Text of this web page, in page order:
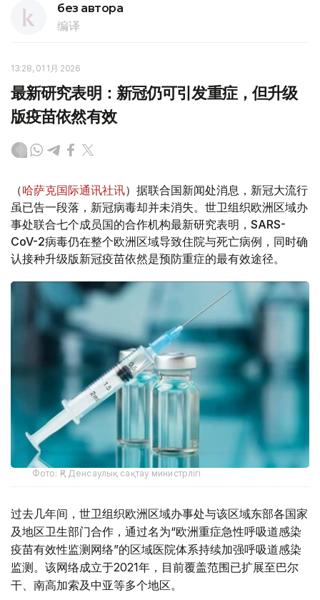
без автора
编译
13:28, 01 1月 2026
最新研究表明：新冠仍可引发重症，但升级
版疫苗依然有效
（哈萨克国际通讯社讯）据联合国新闻处消息，新冠大流行
虽已告一段落，新冠病毒却并未消失。世卫组织欧洲区域办
事处联合七个成员国的合作机构最新研究表明，SARS-
CoV-2病毒仍在整个欧洲区域导致住院与死亡病例，同时确
认接种升级版新冠疫苗依然是预防重症的最有效途径。
Фото: ҚР Денсаулық сақтау министрлігі
过去几年间，世卫组织欧洲区域办事处与该区域东部各国家
及地区卫生部门合作，通过名为“欧洲重症急性呼吸道感染
疫苗有效性监测网络”的区域医院体系持续加强呼吸道感染
监测。该网络成立于2021年，目前覆盖范围已扩展至巴尔
干、南高加索及中亚等多个地区。